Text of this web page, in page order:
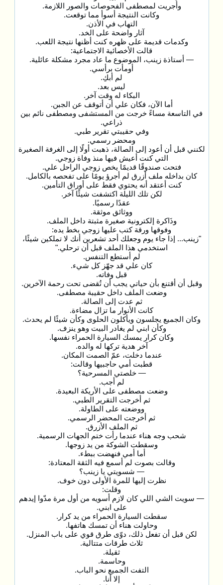
وأُجريت لمصطفى الفحوصات والصور اللازمة.
وكانت النتيجة أسوأ مما توقعت.
التهاب في الأذن.
آثار واضحة على الخد.
وكدمات قديمة على ظهره كنت أظنها نتيجة اللعب.
قالت الأخصائية الاجتماعية:
— أستاذة زينب، الموضوع ما عاد مجرد مشكلة عائلية.
أومأت برأسي.
لم أبكِ.
ليس بعد.
البكاء له وقت آخر.
أما الآن، فكان علي أن أتوقف عن الجبن.
في التاسعة مساءً خرجت من المستشفى ومصطفى نائم بين
ذراعي.
وفي حقيبتي تقرير طبي.
ومحضر رسمي.
لكنني قبل أن أعود إلى الصالة، ذهبت أولًا إلى الغرفة الصغيرة
التي كنت أعيش فيها منذ وفاة زوجي.
فتحت صندوقًا قديمًا يخص زوجي الراحل علي.
كان بداخله ملف أزرق لم أجرؤ يومًا على تفحصه بالكامل.
كنت أعتقد أنه يحتوي فقط على أوراق التأمين.
لكن تلك الليلة اكتشفت شيئًا آخر.
عقدًا رسميًا.
ووثائق موثقة.
وذَاكرة إلكترونية صغيرة مثبتة داخل الملف.
وفوقها ورقة كتب عليها زوجي بخط يده:
"زينب... إذا جاء يوم وجعلك أحد تشعرين أنك لا تملكين شيئًا،
استخدمي هذا الملف قبل أن ترحلي."
لم أستطع التنفس.
كان علي قد جهّز كل شيء.
قبل وفاته.
وقبل أن أقتنع بأن حياتي يجب أن تُقضى تحت رحمة الآخرين.
وضعت الملف داخل حقيبة مصطفى.
ثم عدت إلى الصالة.
كانت الأنوار ما تزال مضاءة.
وكان الجميع يجلسون ويأكلون الحلوى وكأن شيئًا لم يحدث.
وكأن ابني لم يغادر البيت وهو ينزف.
وكان كرار يمسك السيارة الحمراء نفسها.
آخر هدية تركها له والده.
عندما دخلت، عمّ الصمت المكان.
قطبت أمي حاجبيها وقالت:
— خلصتي المسرحية؟
لم أجب.
وضعت مصطفى على الأريكة البعيدة.
ثم أخرجت التقرير الطبي.
ووضعته على الطاولة.
ثم أخرجت المحضر الرسمي.
ثم الملف الأزرق.
شحب وجه هناء عندما رأت ختم الجهات الرسمية.
وسقطت الشوكة من يد زوجها.
أما أمي فنهضت ببطء.
وقالت بصوت لم أسمع فيه الثقة المعتادة:
— شسويتي يا زينب؟
نظرت إليها للمرة الأولى دون خوف.
وقلت:
— سويت الشي اللي كان لازم أسويه من أول مرة مدّوا إيدهم
على ابني.
سقطت السيارة الحمراء من يد كرار.
وحاولت هناء أن تمسك هاتفها.
لكن قبل أن تفعل ذلك، دوّى طرق قوي على باب المنزل.
ثلاث طرقات متتالية.
ثقيلة.
وحاسمة.
التفت الجميع نحو الباب.
إلا أنا.